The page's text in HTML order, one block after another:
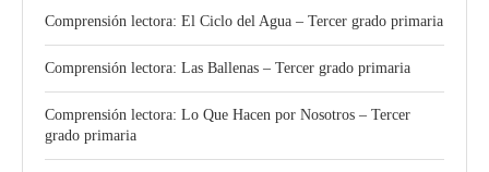
Comprensión lectora: El Ciclo del Agua – Tercer grado primaria
Comprensión lectora: Las Ballenas – Tercer grado primaria
Comprensión lectora: Lo Que Hacen por Nosotros – Tercer
grado primaria